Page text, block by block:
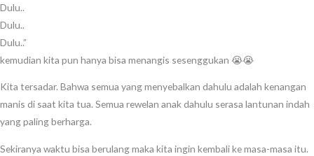
Dulu..
Dulu..
Dulu..”
kemudian kita pun hanya bisa menangis sesenggukan 😭😭
Kita tersadar. Bahwa semua yang menyebalkan dahulu adalah kenangan
manis di saat kita tua. Semua rewelan anak dahulu serasa lantunan indah
yang paling berharga.
Sekiranya waktu bisa berulang maka kita ingin kembali ke masa-masa itu.